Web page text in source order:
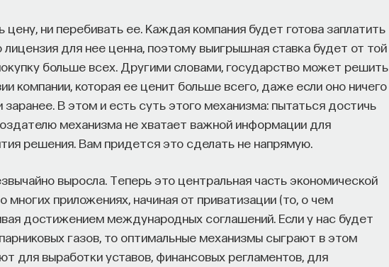
цену, ни перебивать ее. Каждая компания будет готова заплатить
лицензия для нее ценна, поэтому выигрышная ставка будет от той
больше всех. Другими словами, государство может решить
компании, которая ее ценит больше всего, даже если оно ничего
заранее. В этом и есть суть этого механизма: пытаться достичь
механизма не хватает важной информации для
решения. Вам придется это сделать не напрямую.
выросла. Теперь это центральная часть экономической
многих приложениях, начиная от приватизации (то, о чем
достижением международных соглашений. Если у нас будет
газов, то оптимальные механизмы сыграют в этом
для выработки уставов, финансовых регламентов, для
можно найти, записавшисьна курс «Наука сна: как
происходит с нами во сне
способами можно улучшить свой сон
поведенческую терапию и другие подходы при нарушениях